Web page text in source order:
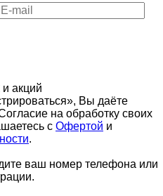
акций
Вы даёте
на обработку своих
с Офертой и
.
ваш номер телефона или